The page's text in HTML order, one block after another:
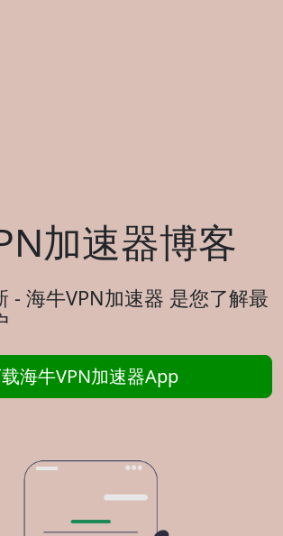
加速器博客
- 海牛VPN加速器 是您了解最
海牛VPN加速器App